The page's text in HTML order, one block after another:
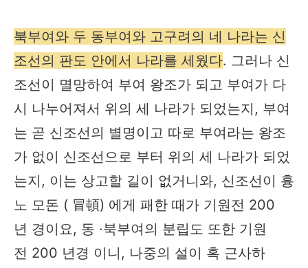
북부여와 두 동부여와 고구려의 네 나라는 신
조선의 판도 안에서 나라를 세웠다. 그러나 신
조선이 멸망하여 부여 왕조가 되고 부여가 다
시 나누어져서 위의 세 나라가 되었는지, 부여
는 곧 신조선의 별명이고 따로 부여라는 왕조
가 없이 신조선으로 부터 위의 세 나라가 되었
는지, 이는 상고할 길이 없거니와, 신조선이 흉
노 모돈 ( 冒頓) 에게 패한 때가 기원전 200
년 경이요, 동 ·북부여의 분립도 또한 기원
전 200 년경 이니, 나중의 설이 혹 근사하